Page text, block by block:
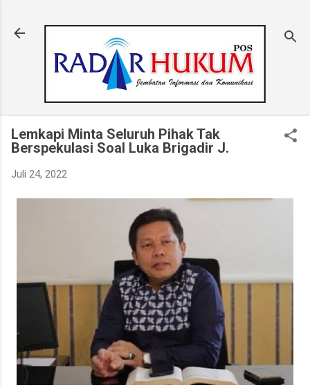
Lemkapi Minta Seluruh Pihak Tak
Berspekulasi Soal Luka Brigadir J.
Juli 24, 2022